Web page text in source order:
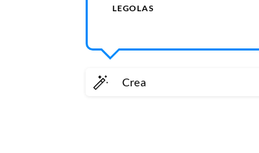
LEGOLAS
Crea